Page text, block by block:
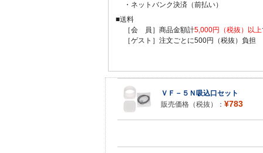
・ネットバンク決済（前払い）
■送料
［会 員］商品金額計5,000円（税抜）以上
［ゲスト］注文ごとに500円（税抜）負担
ＶＦ－５Ｎ吸込口セット
販売価格（税抜）： ¥783